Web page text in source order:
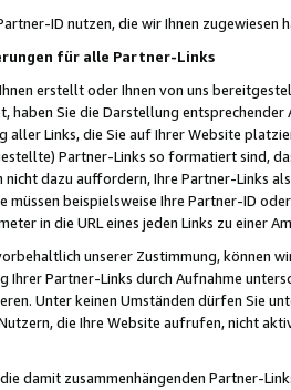
ID nutzen, die wir Ihnen zugewiesen
für alle Partner-Links
erstellt oder Ihnen von uns
haben Sie die Darstellung
aller Links, die Sie auf Ihrer Website
Partner-Links so formatiert sind,
nicht dazu auffordern, Ihre Partner-Links
müssen beispielsweise Ihre Partner-ID
in die URL eines jeden Links zu einer
unserer Zustimmung, können
Ihrer Partner-Links durch Aufnahme
Unter keinen Umständen dürfen Sie
die Ihre Website aufrufen, nicht
damit zusammenhängenden Partner-